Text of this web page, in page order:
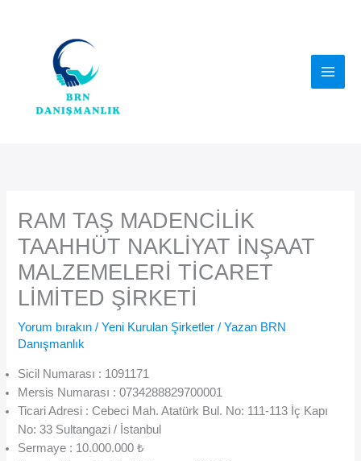
RAM TAŞ MADENCİLİK
TAAHHÜT NAKLİYAT İNŞAAT
MALZEMELERİ TİCARET
LİMİTED ŞİRKETİ
Yorum bırakın /Yeni Kurulan Şirketler / Yazan BRN
Danışmanlık
Sicil Numarası : 1091171
Mersis Numarası : 0734288829700001
Ticari Adresi : Cebeci Mah. Atatürk Bul. No: 111-113 İç Kapı
No: 33 Sultangazi / İstanbul
Sermaye : 10.000.000 ₺